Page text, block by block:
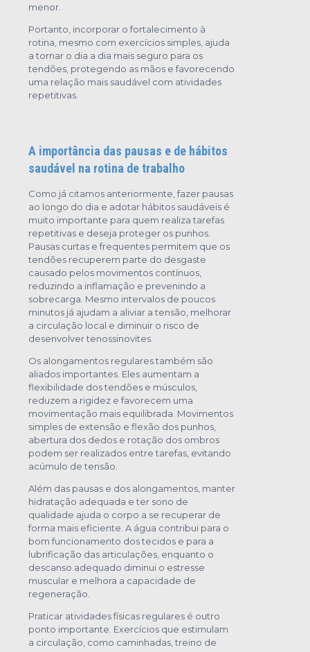
menor.
Portanto, incorporar o fortalecimento à
rotina, mesmo com exercícios simples, ajuda
a tornar o dia a dia mais seguro para os
tendões, protegendo as mãos e favorecendo
uma relação mais saudável com atividades
repetitivas.
A importância das pausas e de hábitos
saudável na rotina de trabalho
Como já citamos anteriormente, fazer pausas
ao longo do dia e adotar hábitos saudáveis é
muito importante para quem realiza tarefas
repetitivas e deseja proteger os punhos.
Pausas curtas e frequentes permitem que os
tendões recuperem parte do desgaste
causado pelos movimentos contínuos,
reduzindo a inflamação e prevenindo a
sobrecarga. Mesmo intervalos de poucos
minutos já ajudam a aliviar a tensão, melhorar
a circulação local e diminuir o risco de
desenvolver tenossinovites.
Os alongamentos regulares também são
aliados importantes. Eles aumentam a
flexibilidade dos tendões e músculos,
reduzem a rigidez e favorecem uma
movimentação mais equilibrada. Movimentos
simples de extensão e flexão dos punhos,
abertura dos dedos e rotação dos ombros
podem ser realizados entre tarefas, evitando
acúmulo de tensão.
Além das pausas e dos alongamentos, manter
hidratação adequada e ter sono de
qualidade ajuda o corpo a se recuperar de
forma mais eficiente. A água contribui para o
bom funcionamento dos tecidos e para a
lubrificação das articulações, enquanto o
descanso adequado diminui o estresse
muscular e melhora a capacidade de
regeneração.
Praticar atividades físicas regulares é outro
ponto importante. Exercícios que estimulam
a circulação, como caminhadas, treino de